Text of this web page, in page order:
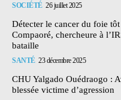
SOCIÉTÉ 26 juillet 2025
Détecter le cancer du foie
Compaoré, chercheure à
bataille
SANTÉ 23 décembre 2025
CHU Yalgado Ouédraogo :
blessée victime d’agression